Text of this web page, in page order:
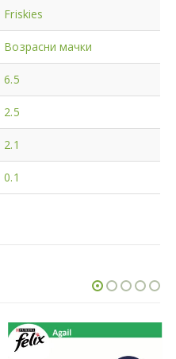
Friskies
Возрасни мачки
6.5
2.5
2.1
0.1